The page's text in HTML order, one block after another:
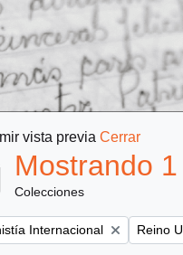
vista previa Cerrar
Mostrando
Colecciones
filter:
Internacional Reino